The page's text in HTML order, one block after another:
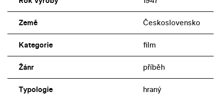
Země Československo
Kategorie film
Žánr příběh
Typologie hraný